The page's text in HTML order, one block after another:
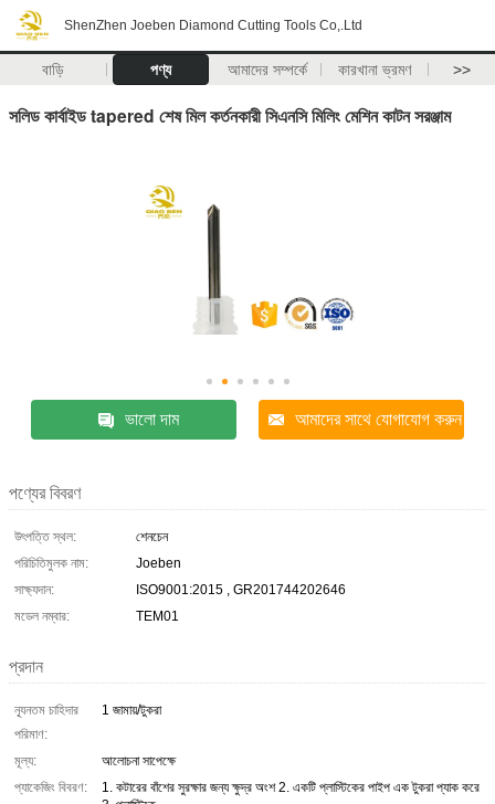
ShenZhen Joeben Diamond Cutting Tools Co,.Ltd
বাড়ি পণ্য আমাদের সম্পর্কে কারখানা ভ্রমণ >>
সলিড কার্বাইড tapered শেষ মিল কর্তনকারী সিএনসি মিলিং মেশিন কাটন সরঞ্জাম
ভালো দাম আমাদের সাথে যোগাযোগ করুন
পণ্যের বিবরণ
উৎপত্তি স্থল:
শেনচেন
পরিচিতিমুলক নাম:
Joeben
সাক্ষ্যদান:
ISO9001:2015 , GR201744202646
মডেল নম্বার:
TEM01
প্রদান
ন্যূনতম চাহিদার
পরিমাণ:
1 জামায়/টুকরা
মূল্য:
আলোচনা সাপেক্ষে
প্যাকেজিং বিবরণ:
1. কটারের বাঁশের সুরক্ষার জন্য ক্ষুদ্র অংশ 2. একটি প্লাস্টিকের পাইপ এক টুকরা প্যাক করে